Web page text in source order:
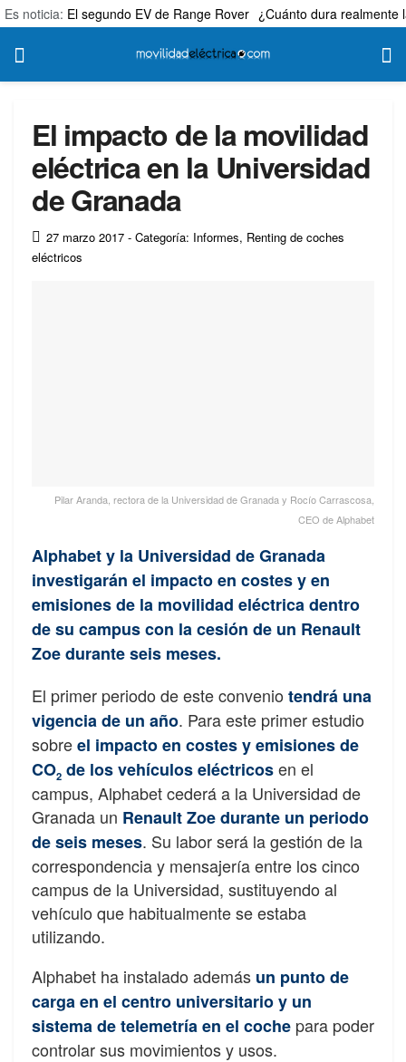
Es noticia: El segundo EV de Range Rover ¿Cuánto dura realmente
El impacto de la movilidad
eléctrica en la Universidad
de Granada
27 marzo 2017 - Categoría: Informes, Renting de coches
eléctricos
Pilar Aranda, rectora de la Universidad de Granada y Rocío Carrascosa,
CEO de Alphabet
Alphabet y la Universidad de Granada
investigarán el impacto en costes y en
emisiones de la movilidad eléctrica dentro
de su campus con la cesión de un Renault
Zoe durante seis meses.
El primer periodo de este convenio tendrá una
vigencia de un año. Para este primer estudio
sobreel impacto en costes y emisiones de
CO2 de los vehículos eléctricosen el
campus, Alphabet cederá a la Universidad de
Granada un Renault Zoe durante un periodo
de seis meses. Su labor será la gestión de la
correspondencia y mensajería entre los cinco
campus de la Universidad, sustituyendo al
vehículo que habitualmente se estaba
utilizando.
Alphabet ha instalado además un punto de
carga en el centro universitario y un
sistema de telemetría en el coche para poder
controlar sus movimientos y usos.